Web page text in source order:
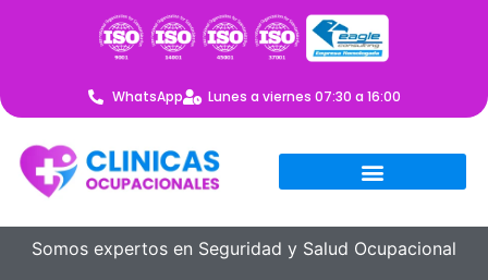
WhatsApp Lunes a viernes 07:30 a 16:00
Somos expertos en Seguridad y Salud Ocupacional